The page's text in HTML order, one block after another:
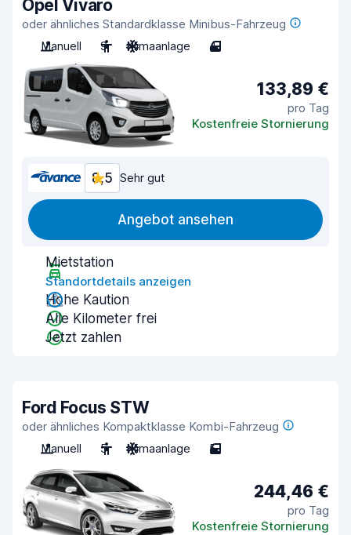
Opel Vivaro
oder ähnliches Standardklasse Minibus-Fahrzeug
Manuell
9 Klimaanlage 4
133,89 €
pro Tag
Kostenfreie Stornierung
8,5 Sehr gut
Angebot ansehen
Mietstation
Standortdetails anzeigen
Hohe Kaution
Alle Kilometer frei
Jetzt zahlen
Ford Focus STW
oder ähnliches Kompaktklasse Kombi-Fahrzeug
Manuell
5 Klimaanlage 5
244,46 €
pro Tag
Kostenfreie Stornierung